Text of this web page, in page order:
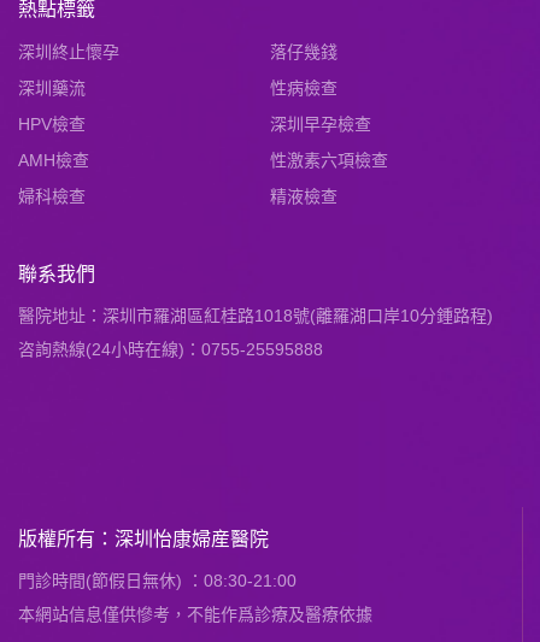
熱點標籤
深圳終止懷孕
落仔幾錢
深圳藥流
性病檢查
HPV檢查
深圳早孕檢查
AMH檢查
性激素六項檢查
婦科檢查
精液檢查
聯系我們
醫院地址：深圳市羅湖區紅桂路1018號(離羅湖口岸10分鍾路程)
咨詢熱線(24小時在線)：0755-25595888
版權所有：深圳怡康婦産醫院
門診時間(節假日無休) ：08:30-21:00
本網站信息僅供慘考，不能作爲診療及醫療依據